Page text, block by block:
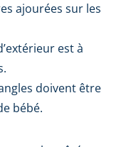
ajourées sur les
est à
doivent être
bébé.